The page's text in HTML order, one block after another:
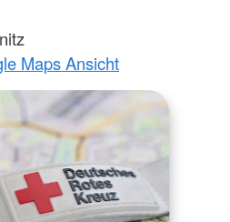
Maps Ansicht